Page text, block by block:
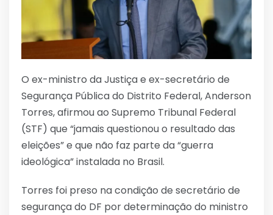
O ex-ministro da Justiça e ex-secretário de
Segurança Pública do Distrito Federal, Anderson
Torres, afirmou ao Supremo Tribunal Federal
(STF) que “jamais questionou o resultado das
eleições” e que não faz parte da “guerra
ideológica” instalada no Brasil.
Torres foi preso na condição de secretário de
segurança do DF por determinação do ministro